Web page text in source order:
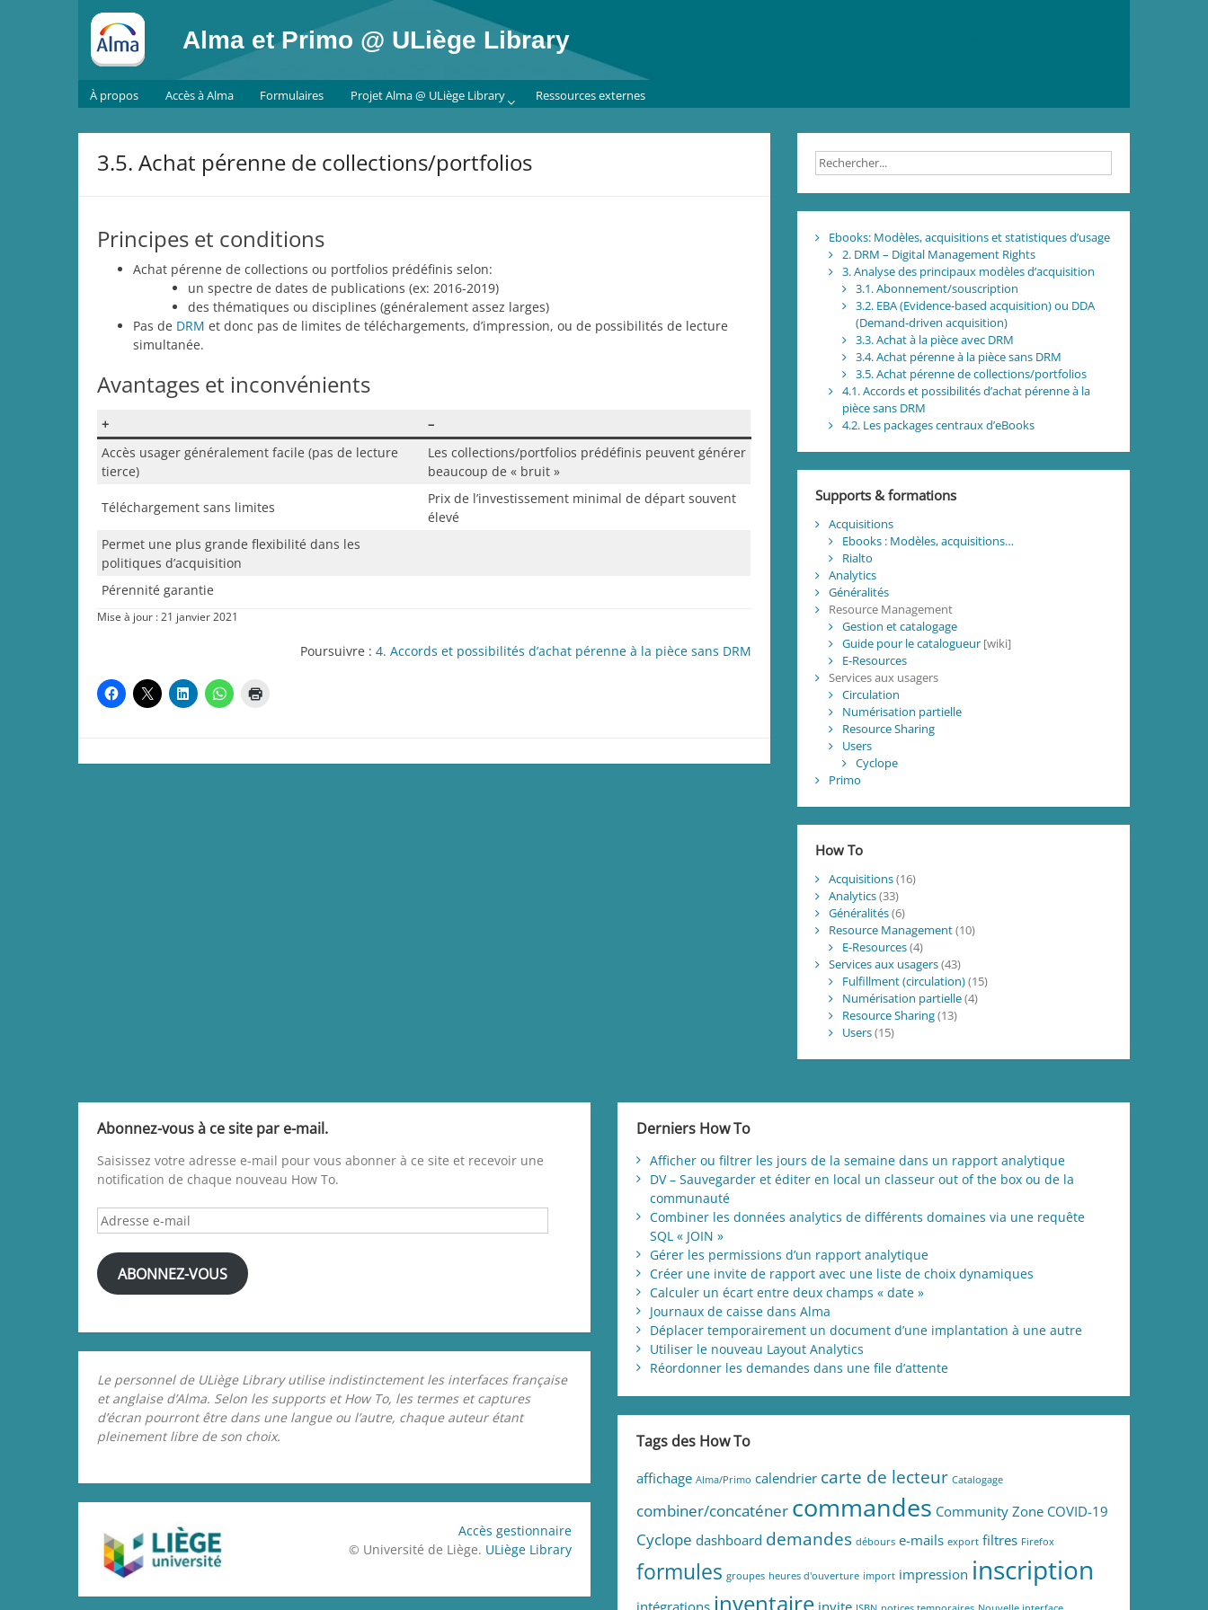
Alma et Primo @ ULiège Library
À propos Accès à Alma Formulaires Projet Alma @ ULiège Library Ressources externes
3.5. Achat pérenne de collections/portfolios
Principes et conditions
Achat pérenne de collections ou portfolios prédéfinis selon:
un spectre de dates de publications (ex: 2016-2019)
des thématiques ou disciplines (généralement assez larges)
Pas de DRM et donc pas de limites de téléchargements, d’impression, ou de possibilités de lecture
simultanée.
Avantages et inconvénients
+
–
Accès usager généralement facile (pas de lecture
tierce)
Les collections/portfolios prédéfinis peuvent générer
beaucoup de « bruit »
Téléchargement sans limites
Prix de l’investissement minimal de départ souvent
élevé
Permet une plus grande flexibilité dans les
politiques d’acquisition
Pérennité garantie
Mise à jour : 21 janvier 2021
Poursuivre : 4. Accords et possibilités d’achat pérenne à la pièce sans DRM
Ebooks: Modèles, acquisitions et statistiques d’usage
2. DRM – Digital Management Rights
3. Analyse des principaux modèles d’acquisition
3.1. Abonnement/souscription
3.2. EBA (Evidence-based acquisition) ou DDA
(Demand-driven acquisition)
3.3. Achat à la pièce avec DRM
3.4. Achat pérenne à la pièce sans DRM
3.5. Achat pérenne de collections/portfolios
4.1. Accords et possibilités d’achat pérenne à la
pièce sans DRM
4.2. Les packages centraux d’eBooks
Supports & formations
Acquisitions
Ebooks : Modèles, acquisitions…
Rialto
Analytics
Généralités
Resource Management
Gestion et catalogage
Guide pour le catalogueur[wiki]
E-Resources
Services aux usagers
Circulation
Numérisation partielle
Resource Sharing
Users
Cyclope
Primo
How To
Acquisitions(16)
Analytics(33)
Généralités(6)
Resource Management(10)
E-Resources(4)
Services aux usagers(43)
Fulfillment (circulation)(15)
Numérisation partielle(4)
Resource Sharing(13)
Users(15)
Abonnez-vous à ce site par e-mail.
Saisissez votre adresse e-mail pour vous abonner à ce site et recevoir une
notification de chaque nouveau How To.
Adresse
e-
mail
ABONNEZ-VOUS
Le personnel de ULiège Library utilise indistinctement les interfaces française
et anglaise d’Alma. Selon les supports et How To, les termes et captures
d’écran pourront être dans une langue ou l’autre, chaque auteur étant
pleinement libre de son choix.
Accès gestionnaire
© Université de Liège. ULiège Library
Derniers How To
Afficher ou filtrer les jours de la semaine dans un rapport analytique
DV – Sauvegarder et éditer en local un classeur out of the box ou de la
communauté
Combiner les données analytics de différents domaines via une requête
SQL « JOIN »
Gérer les permissions d’un rapport analytique
Créer une invite de rapport avec une liste de choix dynamiques
Calculer un écart entre deux champs « date »
Journaux de caisse dans Alma
Déplacer temporairement un document d’une implantation à une autre
Utiliser le nouveau Layout Analytics
Réordonner les demandes dans une file d’attente
Tags des How To
affichage Alma/Primo calendrier carte de lecteur Catalogage
combiner/concaténer commandes Community Zone COVID-19
Cyclope dashboard demandes débours e-mails export filtres Firefox
formules groupes heures d'ouverture import impression inscription
inventaire